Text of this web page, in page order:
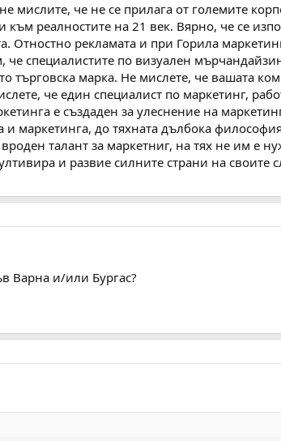
мислите, че не се прилага от големите
към реалностите на 21 век. Вярно, че се
Отностно рекламата и при Горила
специалистите по визуален
търговска марка. Не мислете, че вашата
че един специалист по маркетинг,
е създаден за улеснение на
маркетинга, до тяхната дълбока
талант за маркетниг, на тях не им е
и развие силните страни на
Варна и/или Бургас?